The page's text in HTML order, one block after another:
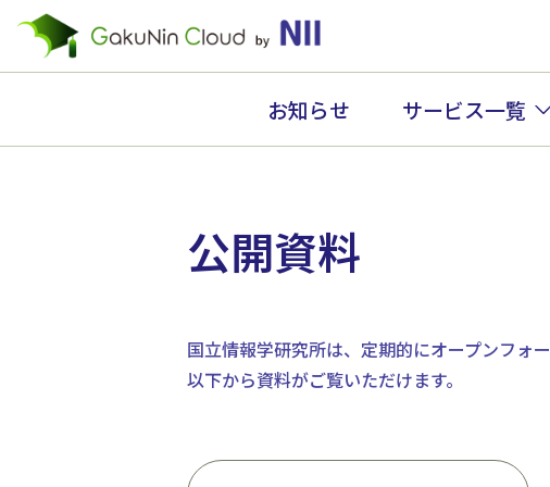
お知らせ サービス一覧
公開資料
国立情報学研究所は、定期的にオープンフォ
以下から資料がご覧いただけます。